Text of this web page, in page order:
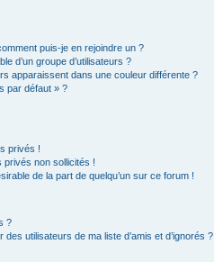
puis-je en rejoindre un ?
d’un groupe d’utilisateurs ?
apparaissent dans une couleur différente ?
par défaut » ?
privés !
non sollicités !
de la part de quelqu’un sur ce forum !
?
utilisateurs de ma liste d’amis et d’ignorés ?